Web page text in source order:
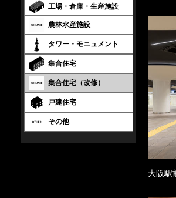
工場・倉庫・生産施設
農林水産施設
タワー・モニュメント
集合住宅
集合住宅（改修）
戸建住宅
その他
大阪